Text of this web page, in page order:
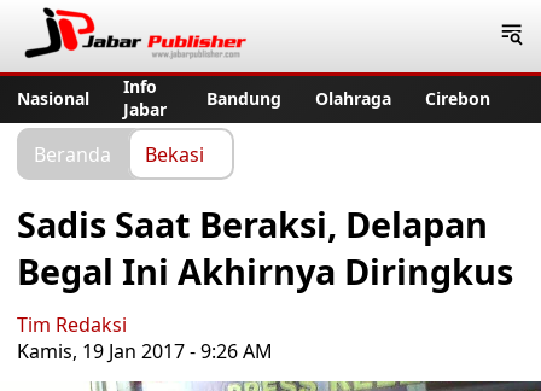
Nasional
Info
Jabar
Bandung Olahraga Cirebon
Beranda Bekasi
Sadis Saat Beraksi, Delapan
Begal Ini Akhirnya Diringkus
Tim Redaksi
Kamis, 19 Jan 2017 - 9:26 AM